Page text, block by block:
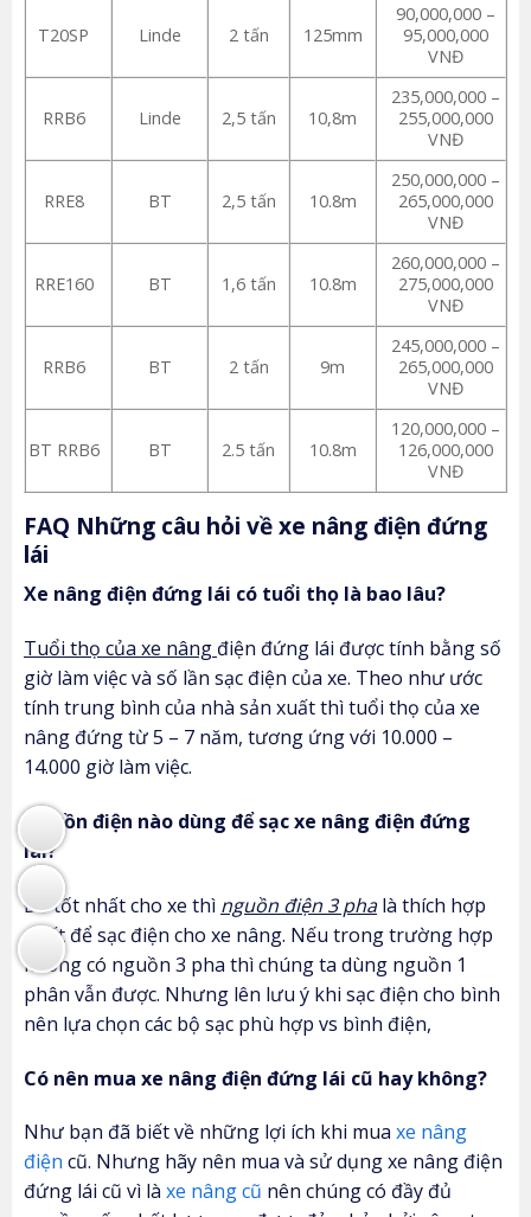
T20SP Linde 2 tấn 125mm
90,000,000 –
95,000,000
VNĐ
RRB6 Linde 2,5 tấn 10,8m
235,000,000 –
255,000,000
VNĐ
RRE8 BT 2,5 tấn 10.8m
250,000,000 –
265,000,000
VNĐ
RRE160 BT 1,6 tấn 10.8m
260,000,000 –
275,000,000
VNĐ
RRB6 BT 2 tấn 9m
245,000,000 –
265,000,000
VNĐ
BT RRB6 BT 2.5 tấn 10.8m
120,000,000 –
126,000,000
VNĐ
FAQ Những câu hỏi về xe nâng điện đứng
lái
Xe nâng điện đứng lái có tuổi thọ là bao lâu?
Tuổi thọ của xe nâng điện đứng lái được tính bằng số
giờ làm việc và số lần sạc điện của xe. Theo như ước
tính trung bình của nhà sản xuất thì tuổi thọ của xe
nâng đứng từ 5 – 7 năm, tương ứng với 10.000 –
14.000 giờ làm việc.
Nguồn điện nào dùng để sạc xe nâng điện đứng
lái?
Để tốt nhất cho xe thì nguồn điện 3 phalà thích hợp
nhất để sạc điện cho xe nâng. Nếu trong trường hợp
không có nguồn 3 pha thì chúng ta dùng nguồn 1
phân vẫn được. Nhưng lên lưu ý khi sạc điện cho bình
nên lựa chọn các bộ sạc phù hợp vs bình điện,
Có nên mua xe nâng điện đứng lái cũ hay không?
Như bạn đã biết về những lợi ích khi mua xe nâng
điện cũ. Nhưng hãy nên mua và sử dụng xe nâng điện
đứng lái cũ vì là xe nâng cũ nên chúng có đầy đủ